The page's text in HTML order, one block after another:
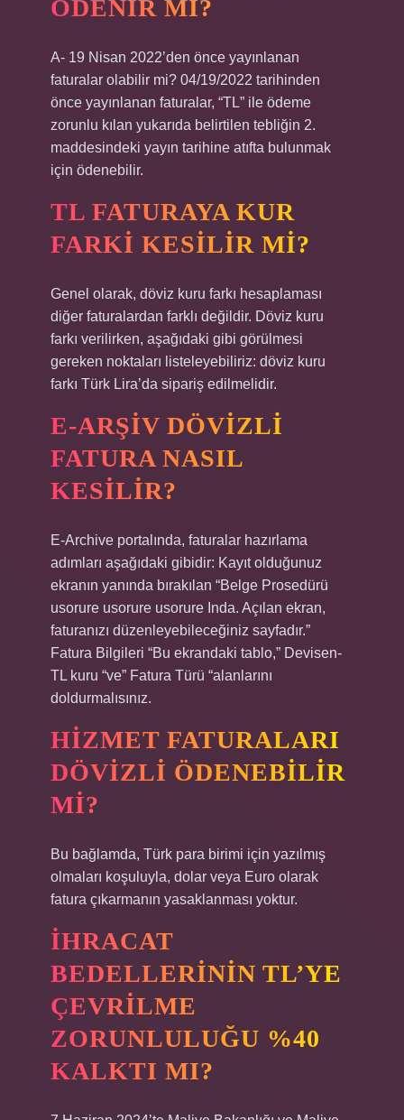
ÖDENIR MI?
A- 19 Nisan 2022’den önce yayınlanan
faturalar olabilir mi? 04/19/2022 tarihinden
önce yayınlanan faturalar, “TL” ile ödeme
zorunlu kılan yukarıda belirtilen tebliğin 2.
maddesindeki yayın tarihine atıfta bulunmak
için ödenebilir.
TL FATURAYA KUR
FARKI KESILIR MI?
Genel olarak, döviz kuru farkı hesaplaması
diğer faturalardan farklı değildir. Döviz kuru
farkı verilirken, aşağıdaki gibi görülmesi
gereken noktaları listeleyebiliriz: döviz kuru
farkı Türk Lira’da sipariş edilmelidir.
E-ARŞIV DÖVIZLI
FATURA NASIL
KESILIR?
E-Archive portalında, faturalar hazırlama
adımları aşağıdaki gibidir: Kayıt olduğunuz
ekranın yanında bırakılan “Belge Prosedürü
usorure usorure usorure Inda. Açılan ekran,
faturanızı düzenleyebileceğiniz sayfadır.”
Fatura Bilgileri “Bu ekrandaki tablo,” Devisen-
TL kuru “ve” Fatura Türü “alanlarını
doldurmalısınız.
HIZMET FATURALARI
DÖVIZLI ÖDENEBILIR
MI?
Bu bağlamda, Türk para birimi için yazılmış
olmaları koşuluyla, dolar veya Euro olarak
fatura çıkarmanın yasaklanması yoktur.
İHRACAT
BEDELLERININ TL’YE
ÇEVRILME
ZORUNLULUĞU %40
KALKTI MI?